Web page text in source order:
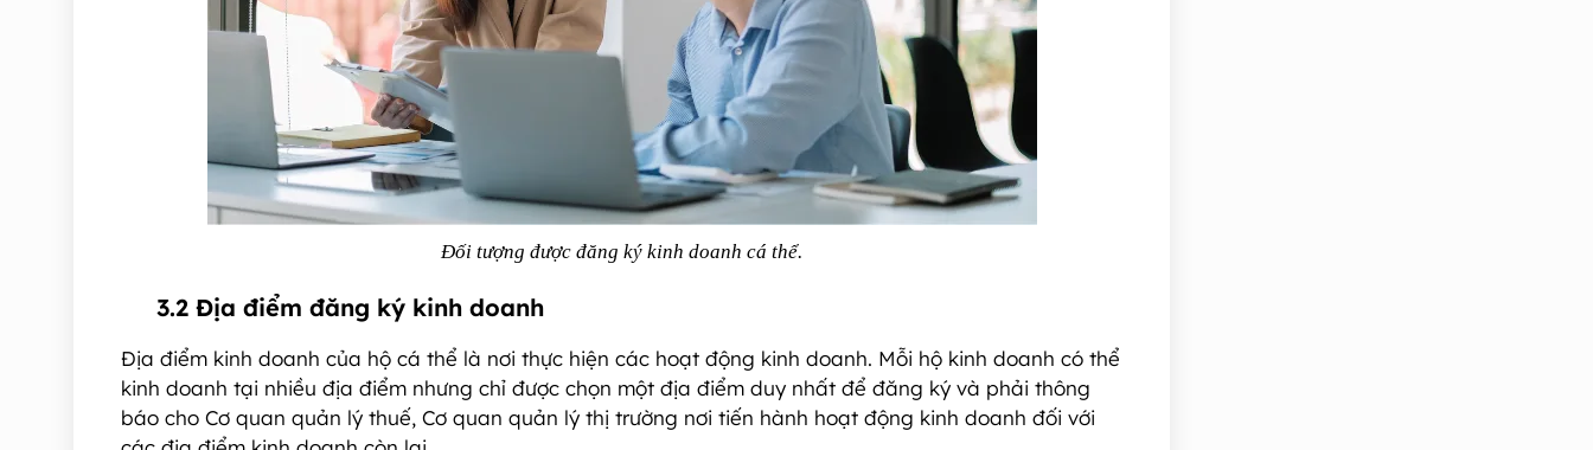
Đối tượng được đăng ký kinh doanh cá thể.
3.2 Địa điểm đăng ký kinh doanh
Địa điểm kinh doanh của hộ cá thể là nơi thực hiện các hoạt động kinh doanh. Mỗi hộ kinh doanh có thể
kinh doanh tại nhiều địa điểm nhưng chỉ được chọn một địa điểm duy nhất để đăng ký và phải thông
báo cho Cơ quan quản lý thuế, Cơ quan quản lý thị trường nơi tiến hành hoạt động kinh doanh đối với